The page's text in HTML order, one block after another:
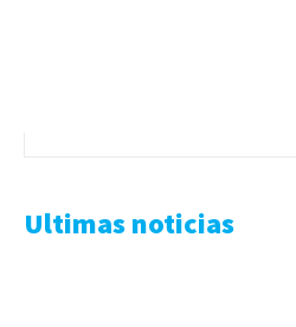
Ultimas noticias